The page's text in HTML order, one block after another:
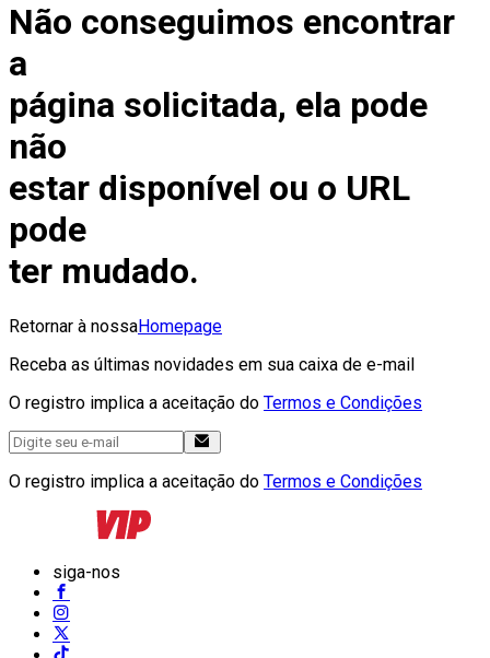
Não conseguimos encontrar
a
página solicitada, ela pode
não
estar disponível ou o URL
pode
ter mudado.
Retornar à nossaHomepage
Receba as últimas novidades em sua caixa de e-mail
O registro implica a aceitação do Termos e Condições
O registro implica a aceitação do Termos e Condições
siga-nos